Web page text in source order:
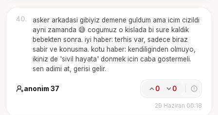
40.
asker arkadasi gibiyiz demene guldum ama icim cizildi
ayni zamanda 😅 cogumuz o kislada bi sure kaldik
bebekten sonra. iyi haber: terhis var, sadece biraz
sabir ve konusma. kotu haber: kendiliginden olmuyo,
ikiniz de 'sivil hayata' donmek icin caba gostermeli.
sen adimi at, gerisi gelir.
anonim 37 0 0
29 Haziran 00:18